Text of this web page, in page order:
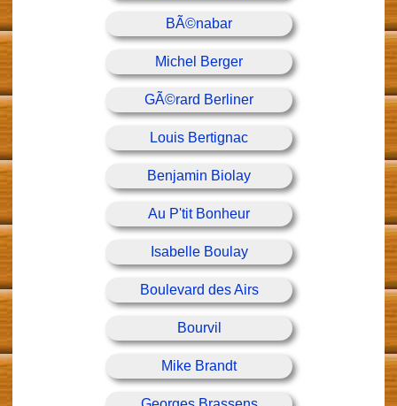
BÃ©nabar
Michel Berger
GÃ©rard Berliner
Louis Bertignac
Benjamin Biolay
Au P'tit Bonheur
Isabelle Boulay
Boulevard des Airs
Bourvil
Mike Brandt